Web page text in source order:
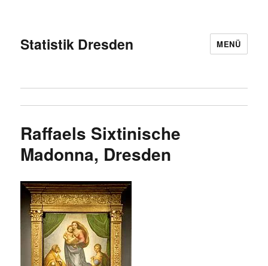
Statistik Dresden MENÜ
Raffaels Sixtinische
Madonna, Dresden